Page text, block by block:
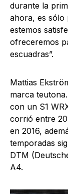
durante la
ahora, es sólo
estemos
ofreceremos
escuadras”.
Mattias
marca
con un S1
corrió entre
en 2016,
temporadas
DTM
A4.